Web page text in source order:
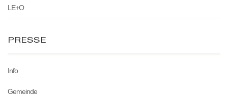
LE+O
PRESSE
Info
Gemeinde